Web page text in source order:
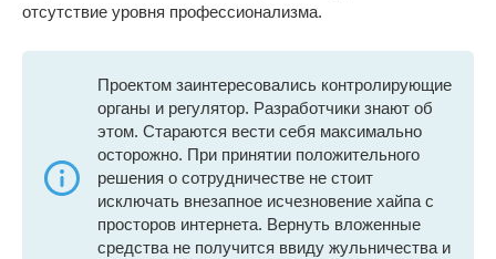
отсутствие уровня профессионализма.
Проектом заинтересовались контролирующие
органы и регулятор. Разработчики знают об
этом. Стараются вести себя максимально
осторожно. При принятии положительного
решения о сотрудничестве не стоит
исключать внезапное исчезновение хайпа с
просторов интернета. Вернуть вложенные
средства не получится ввиду жульничества и